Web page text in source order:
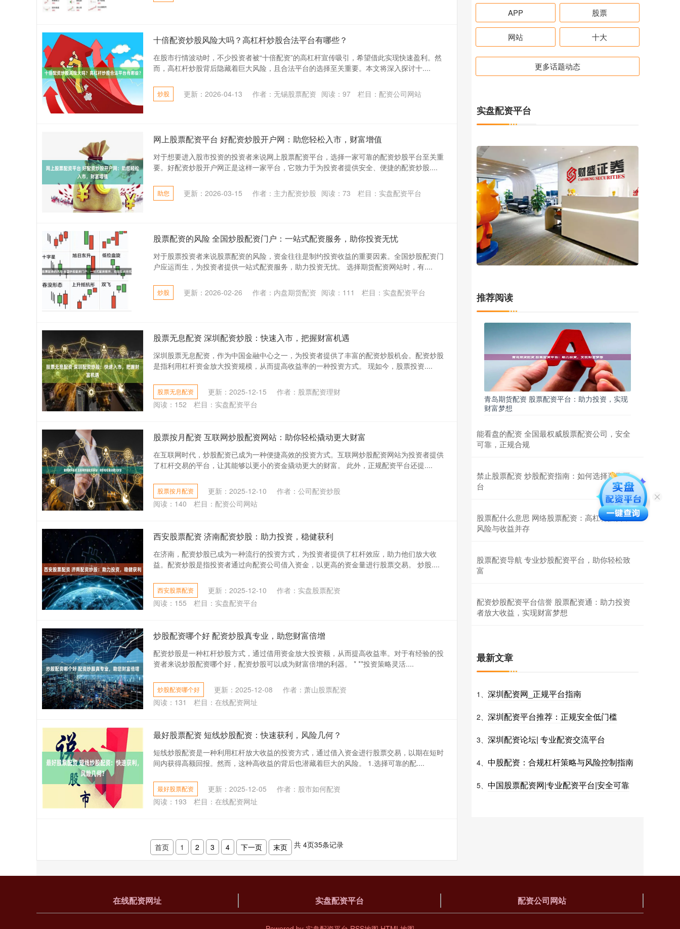
十倍配资炒股风险大吗？高杠杆炒股合法平台有哪些？
在股市行情波动时，不少投资者被“十倍配资”的高杠杆宣传吸引，希望借此实现快速盈利。然
而，高杠杆炒股背后隐藏着巨大风险，且合法平台的选择至关重要。本文将深入探讨十....
炒股 更新：2026-04-13 作者：无锡股票配资 阅读： 97 栏目： 配资公司网站
网上股票配资平台 好配资炒股开户网：助您轻松入市，财富增值
对于想要进入股市投资的投资者来说网上股票配资平台，选择一家可靠的配资炒股平台至关重
要。好配资炒股开户网正是这样一家平台，它致力于为投资者提供安全、便捷的配资炒股....
助您 更新：2026-03-15 作者：主力配资炒股 阅读： 73 栏目： 实盘配资平台
股票配资的风险 全国炒股配资门户：一站式配资服务，助你投资无忧
对于股票投资者来说股票配资的风险，资金往往是制约投资收益的重要因素。全国炒股配资门
户应运而生，为投资者提供一站式配资服务，助力投资无忧。 选择期货配资网站时，有....
炒股 更新：2026-02-26 作者：内盘期货配资 阅读： 111 栏目： 实盘配资平台
股票无息配资 深圳配资炒股：快速入市，把握财富机遇
深圳股票无息配资，作为中国金融中心之一，为投资者提供了丰富的配资炒股机会。配资炒股
是指利用杠杆资金放大投资规模，从而提高收益率的一种投资方式。 现如今，股票投资....
股票无息配资 更新：2025-12-15
作者：股票配资理财
阅读： 152 栏目： 实盘配资平台
股票按月配资 互联网炒股配资网站：助你轻松撬动更大财富
在互联网时代，炒股配资已成为一种便捷高效的投资方式。互联网炒股配资网站为投资者提供
了杠杆交易的平台，让其能够以更小的资金撬动更大的财富。 此外，正规配资平台还提....
股票按月配资 更新：2025-12-10
作者：公司配资炒股
阅读： 140 栏目： 配资公司网站
西安股票配资 济南配资炒股：助力投资，稳健获利
在济南，配资炒股已成为一种流行的投资方式，为投资者提供了杠杆效应，助力他们放大收
益。配资炒股是指投资者通过向配资公司借入资金，以更高的资金量进行股票交易。 炒股....
西安股票配资 更新：2025-12-10
作者：实盘股票配资
阅读： 155 栏目： 实盘配资平台
炒股配资哪个好 配资炒股真专业，助您财富倍增
配资炒股是一种杠杆炒股方式，通过借用资金放大投资额，从而提高收益率。对于有经验的投
资者来说炒股配资哪个好，配资炒股可以成为财富倍增的利器。 * **投资策略灵活....
炒股配资哪个好 更新：2025-12-08
作者：萧山股票配资
阅读： 131 栏目： 在线配资网址
最好股票配资 短线炒股配资：快速获利，风险几何？
短线炒股配资是一种利用杠杆放大收益的投资方式，通过借入资金进行股票交易，以期在短时
间内获得高额回报。然而，这种高收益的背后也潜藏着巨大的风险。 1.选择可靠的配....
最好股票配资 更新：2025-12-05
作者：股市如何配资
阅读： 193 栏目： 在线配资网址
首页 1 2 3 4 下一页 末页 共 4页35条记录
APP 股票
网站 十大
更多话题动态
实盘配资平台
推荐阅读
青岛期货配资 股票配资平台：助力投资，实现
财富梦想
能看盘的配资 全国最权威股票配资公司，安全
可靠，正规合规
禁止股票配资 炒股配资指南：如何选择可靠平
台
股票配什么意思 网络股票配资：高杠杆投资，
风险与收益并存
股票配资导航 专业炒股配资平台，助你轻松致
富
配资炒股配资平台信誉 股票配资通：助力投资
者放大收益，实现财富梦想
最新文章
1、 深圳配资网_正规平台指南
2、 深圳配资平台推荐：正规安全低门槛
3、 深圳配资论坛| 专业配资交流平台
4、 中股配资：合规杠杆策略与风险控制指南
5、 中国股票配资网|专业配资平台|安全可靠
在线配资网址 实盘配资平台 配资公司网站